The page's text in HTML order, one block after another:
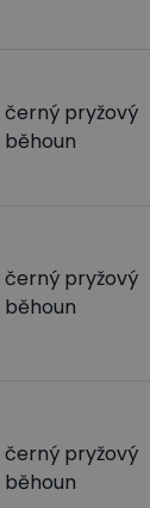
černý pryžový
běhoun
černý pryžový
běhoun
černý pryžový
běhoun